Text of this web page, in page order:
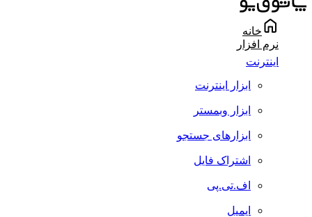
خانه
نرم افزار
اینترنت
ابزار اینترنت
ابزار وبمستر
ابزارهای جستجو
اشتراک فایل
اف.تی.پی
ایمیل